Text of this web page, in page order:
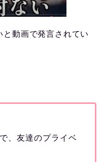
動画で発言されてい
、友達のプライベ